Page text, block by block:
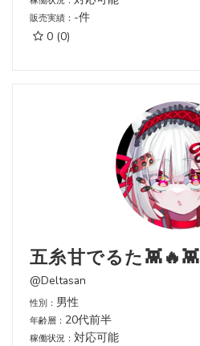
販売実績： -件
0 (0)
五糸甘でるた👾🔥👾
@Deltasan
性別： 男性
年齢層： 20代前半
稼働状況： 対応可能